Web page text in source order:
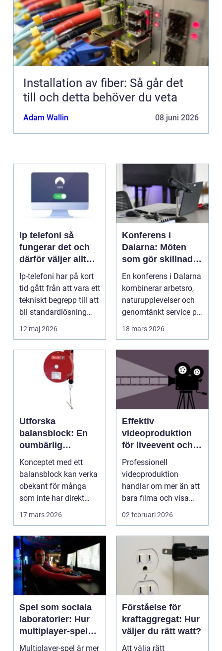
Installation av fiber: Så går det
till och detta behöver du veta
Adam Wallin 08 juni 2026
Ip telefoni så
fungerar det och
därför väljer allt
fler företag att byta
Ip-telefoni har på kort
tid gått från att vara ett
tekniskt begrepp till att
bli standardlösning
för...
12 maj 2026
Konferens i
Dalarna: Möten
som gör skillnad i
hjärtat av sverige
En konferens i Dalarna
kombinerar arbetsro,
naturupplevelser och
genomtänkt service på
et...
18 mars 2026
Utforska
balansblock: En
oumbärlig
komponent i
industrin
Konceptet med ett
balansblock kan verka
obekant för många
som inte har direkt
erfarenhet ...
17 mars 2026
Effektiv
videoproduktion
för liveevent och
företag
Professionell
videoproduktion
handlar om mer än att
bara filma och visa
rörliga bilder. När
02 februari 2026
Spel som sociala
laboratorier: Hur
multiplayer-spel
speglar mänskligt
Multiplayer-spel är mer
Förståelse för
kraftaggregat: Hur
väljer du rätt watt?
Att välja rätt